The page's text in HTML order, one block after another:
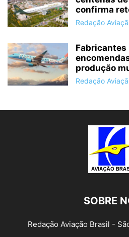
confirma
Redação
Fabricantes
produção
Redação
SOBRE
Redação Aviação Brasil -